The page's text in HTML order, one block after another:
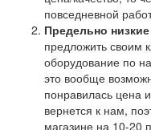
повседневной
Предельно
предложить своим
оборудование по
это вообще
понравилась цена
вернется к нам,
магазине на 10-20